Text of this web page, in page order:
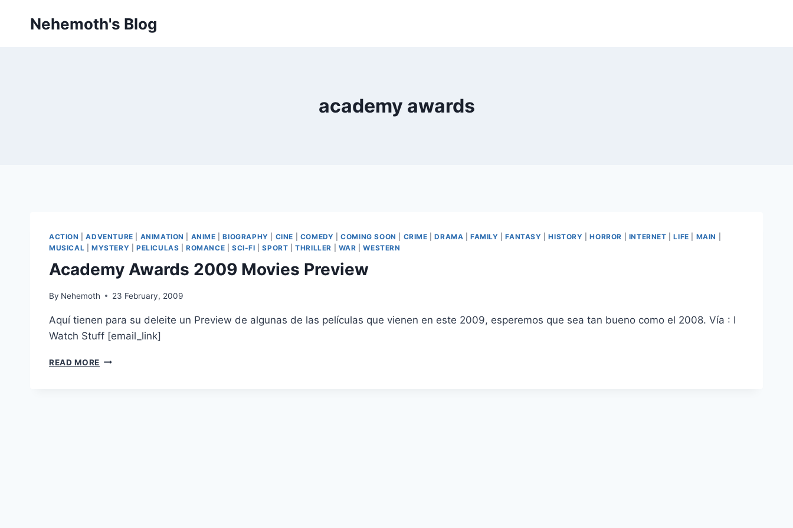
Nehemoth's Blog
academy awards
ACTION |ADVENTURE ANIMATION ANIME |BIOGRAPHY CINE COMEDY |COMING SOON CRIME |DRAMA |FAMILY |FANTASY |HISTORY |HORROR INTERNET |LIFE MAIN
MUSICAL
MYSTERY PELICULAS |ROMANCE |SCI-FI |SPORT |THRILLER WAR |WESTERN
Academy Awards 2009 Movies Preview
By Nehemoth 23 February, 2009
Aquí tienen para su deleite un Preview de algunas de las películas que vienen en este 2009, esperemos que sea tan bueno como el 2008. Vía : I
Watch Stuff [email_link]
READ MORE ACADEMY